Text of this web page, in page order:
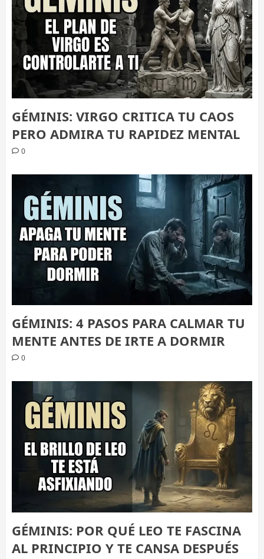
GÉMINIS: VIRGO CRITICA TU CAOS
PERO ADMIRA TU RAPIDEZ MENTAL
0
GÉMINIS: 4 PASOS PARA CALMAR TU
MENTE ANTES DE IRTE A DORMIR
0
GÉMINIS: POR QUÉ LEO TE FASCINA
AL PRINCIPIO Y TE CANSA DESPUÉS